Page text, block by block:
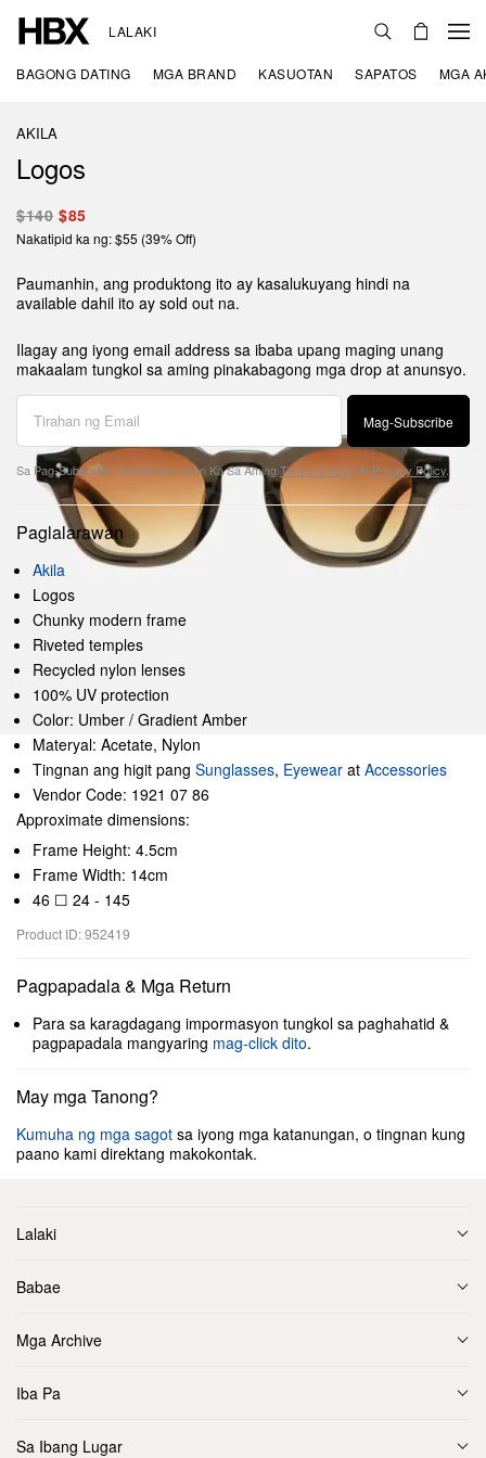
LALAKI
BAGONG DATING MGA BRAND KASUOTAN SAPATOS MGA
AKILA
Logos
$140 $85
Nakatipid ka ng: $55 (39% Off)
Paumanhin, ang produktong ito ay kasalukuyang hindi na
available dahil ito ay sold out na.
Ilagay ang iyong email address sa ibaba upang maging unang
makaalam tungkol sa aming pinakabagong mga drop at anunsyo.
Mag-Subscribe
Sa Pag-Subscribe, Sumasang-Ayon Ka Sa AmingTerms Of Use At Privacy Policy
Paglalarawan
Akila
Logos
Chunky modern frame
Riveted temples
Recycled nylon lenses
100% UV protection
Color: Umber / Gradient Amber
Materyal: Acetate, Nylon
Tingnan ang higit pang Sunglasses, Eyewear at Accessories
Vendor Code: 1921 07 86
Approximate dimensions:
Frame Height: 4.5cm
Frame Width: 14cm
46 ☐ 24 - 145
Product ID: 952419
Pagpapadala & Mga Return
Para sa karagdagang impormasyon tungkol sa paghahatid &
pagpapadala mangyaring mag-click dito.
May mga Tanong?
Kumuha ng mga sagot sa iyong mga katanungan, o tingnan kung
paano kami direktang makokontak.
Lalaki
Babae
Mga Archive
Iba Pa
Sa Ibang Lugar